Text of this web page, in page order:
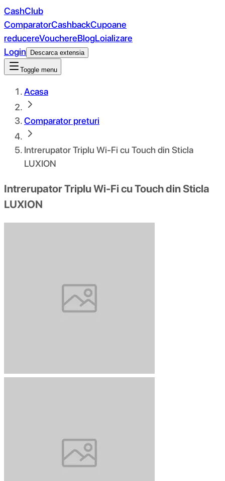
CashClub
ComparatorCashbackCupoane
reducereVouchereBlogLoializare
Login
Descarca extensia
Toggle menu
Acasa
Comparator preturi
Intrerupator Triplu Wi-Fi cu Touch din Sticla
LUXION
Intrerupator Triplu Wi-Fi cu Touch din Sticla
LUXION